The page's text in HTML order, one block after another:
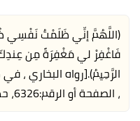
(اللَّهُمَّ إنِّي ظَلَمْتُ نَفْسِي
فَاغْفِرْ لي مَغْفِرَةً مِن
الرَّحِيمُ).[رواه البخاري ،
، الصفحة أو الرقم:6326، حديث صحيح.]